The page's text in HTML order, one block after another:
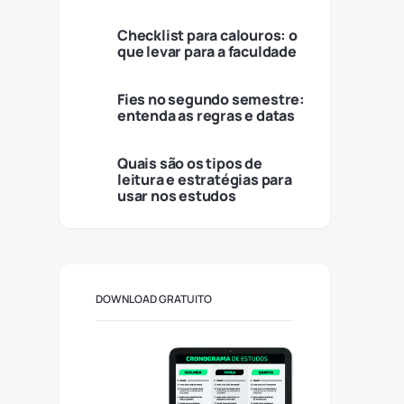
Checklist para calouros: o
que levar para a faculdade
Fies no segundo semestre:
entenda as regras e datas
Quais são os tipos de
leitura e estratégias para
usar nos estudos
DOWNLOAD GRATUITO